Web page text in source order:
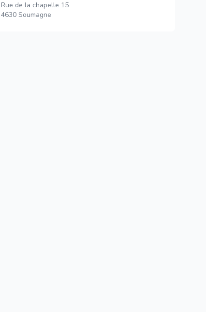
Rue de la chapelle 15
4630 Soumagne